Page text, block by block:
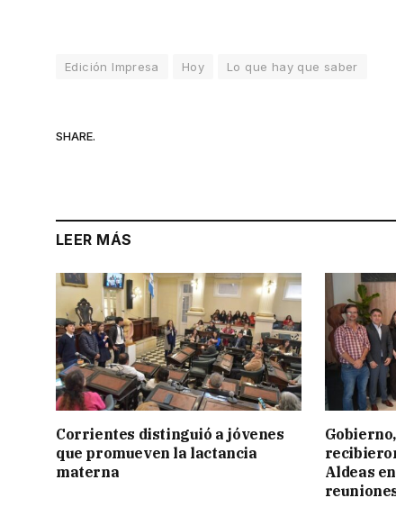
Edición Impresa Hoy Lo que hay que saber
SHARE.
LEER MÁS
Corrientes distinguió a jóvenes
que promueven la lactancia
materna
Aldeas